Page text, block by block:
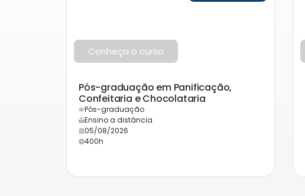
Conheça o curso
Pós-graduação em Panificação,
Confeitaria e Chocolataria
Pós-graduação
Ensino a distância
05/08/2026
400h